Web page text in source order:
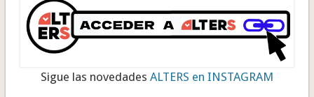
Sigue las novedades ALTERS en INSTAGRAM